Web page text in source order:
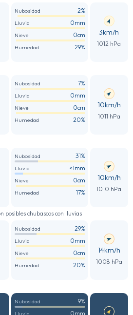
Nubosidad 2%
Lluvia 0mm
Nieve 0cm
Humedad 29%
3km/h
1012 hPa
Nubosidad 7%
Lluvia 0mm
Nieve 0cm
Humedad 20%
10km/h
1011 hPa
Nubosidad 31%
Lluvia <1mm
Nieve 0cm
Humedad 17%
10km/h
1010 hPa
posibles chubascos con lluvias
Nubosidad 29%
Lluvia 0mm
Nieve 0cm
Humedad 20%
14km/h
1008 hPa
Nubosidad 9%
Lluvia 0mm